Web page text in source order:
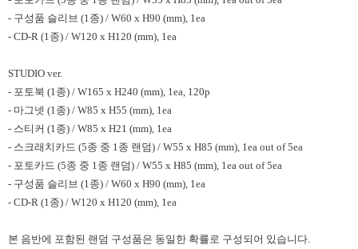
- 구성품 슬리브 (1종) / W60 x H90 (mm), 1ea
- CD-R (1종) / W120 x H120 (mm), 1ea
STUDIO ver.
- 포토북 (1종) / W165 x H240 (mm), 1ea, 120p
- 마그넷 (1종) / W85 x H55 (mm), 1ea
- 스티커 (1종) / W85 x H21 (mm), 1ea
- 스크래치카드 (5종 중 1종 랜덤) / W55 x H85 (mm), 1ea out of 5ea
- 포토카드 (5종 중 1종 랜덤) / W55 x H85 (mm), 1ea out of 5ea
- 구성품 슬리브 (1종) / W60 x H90 (mm), 1ea
- CD-R (1종) / W120 x H120 (mm), 1ea
본 음반에 포함된 랜덤 구성품은 동일한 확률로 구성되어 있습니다.